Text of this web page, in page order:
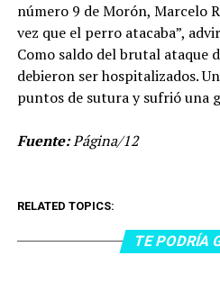
número 9 de Morón, Marcelo
vez que el perro atacaba”,
Como saldo del brutal ataque
debieron ser hospitalizados.
puntos de sutura y sufrió una
Fuente:Página/12
RELATED TOPICS:
TE PODRÍA